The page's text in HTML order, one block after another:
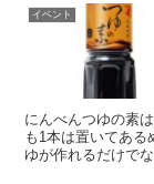
イベント
にんべんつゆの素
も1本は置いてあ
ゆが作れるだけで